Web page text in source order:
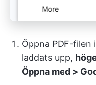
Öppna PDF-filen
laddats upp,
Öppna med >